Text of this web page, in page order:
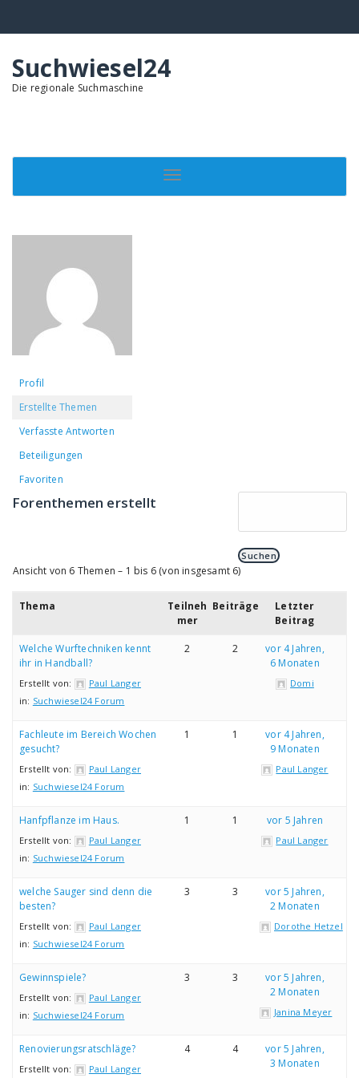
Suchwiesel24
Die regionale Suchmaschine
Toggle navigation
Profil
Erstellte Themen
Verfasste Antworten
Beteiligungen
Favoriten
Forenthemen erstellt
Ansicht von 6 Themen – 1 bis 6 (von insgesamt 6)
Thema
Teilneh
mer
Beiträge
Letzter
Beitrag
Welche Wurftechniken kennt
ihr in Handball?
Erstellt von:
Paul Langer
in: Suchwiesel24 Forum
2 2
vor 4 Jahren,
6 Monaten
Domi
Fachleute im Bereich Wochen
gesucht?
Erstellt von:
Paul Langer
in: Suchwiesel24 Forum
1 1
vor 4 Jahren,
9 Monaten
Paul Langer
Hanfpflanze im Haus.
Erstellt von:
Paul Langer
in: Suchwiesel24 Forum
1 1 vor 5 Jahren
Paul Langer
welche Sauger sind denn die
besten?
Erstellt von:
Paul Langer
in: Suchwiesel24 Forum
3 3
vor 5 Jahren,
2 Monaten
Dorothe Hetzel
Gewinnspiele?
Erstellt von:
Paul Langer
in: Suchwiesel24 Forum
3 3
vor 5 Jahren,
2 Monaten
Janina Meyer
Renovierungsratschläge?
Erstellt von: Paul Langer
4 4
vor 5 Jahren,
3 Monaten